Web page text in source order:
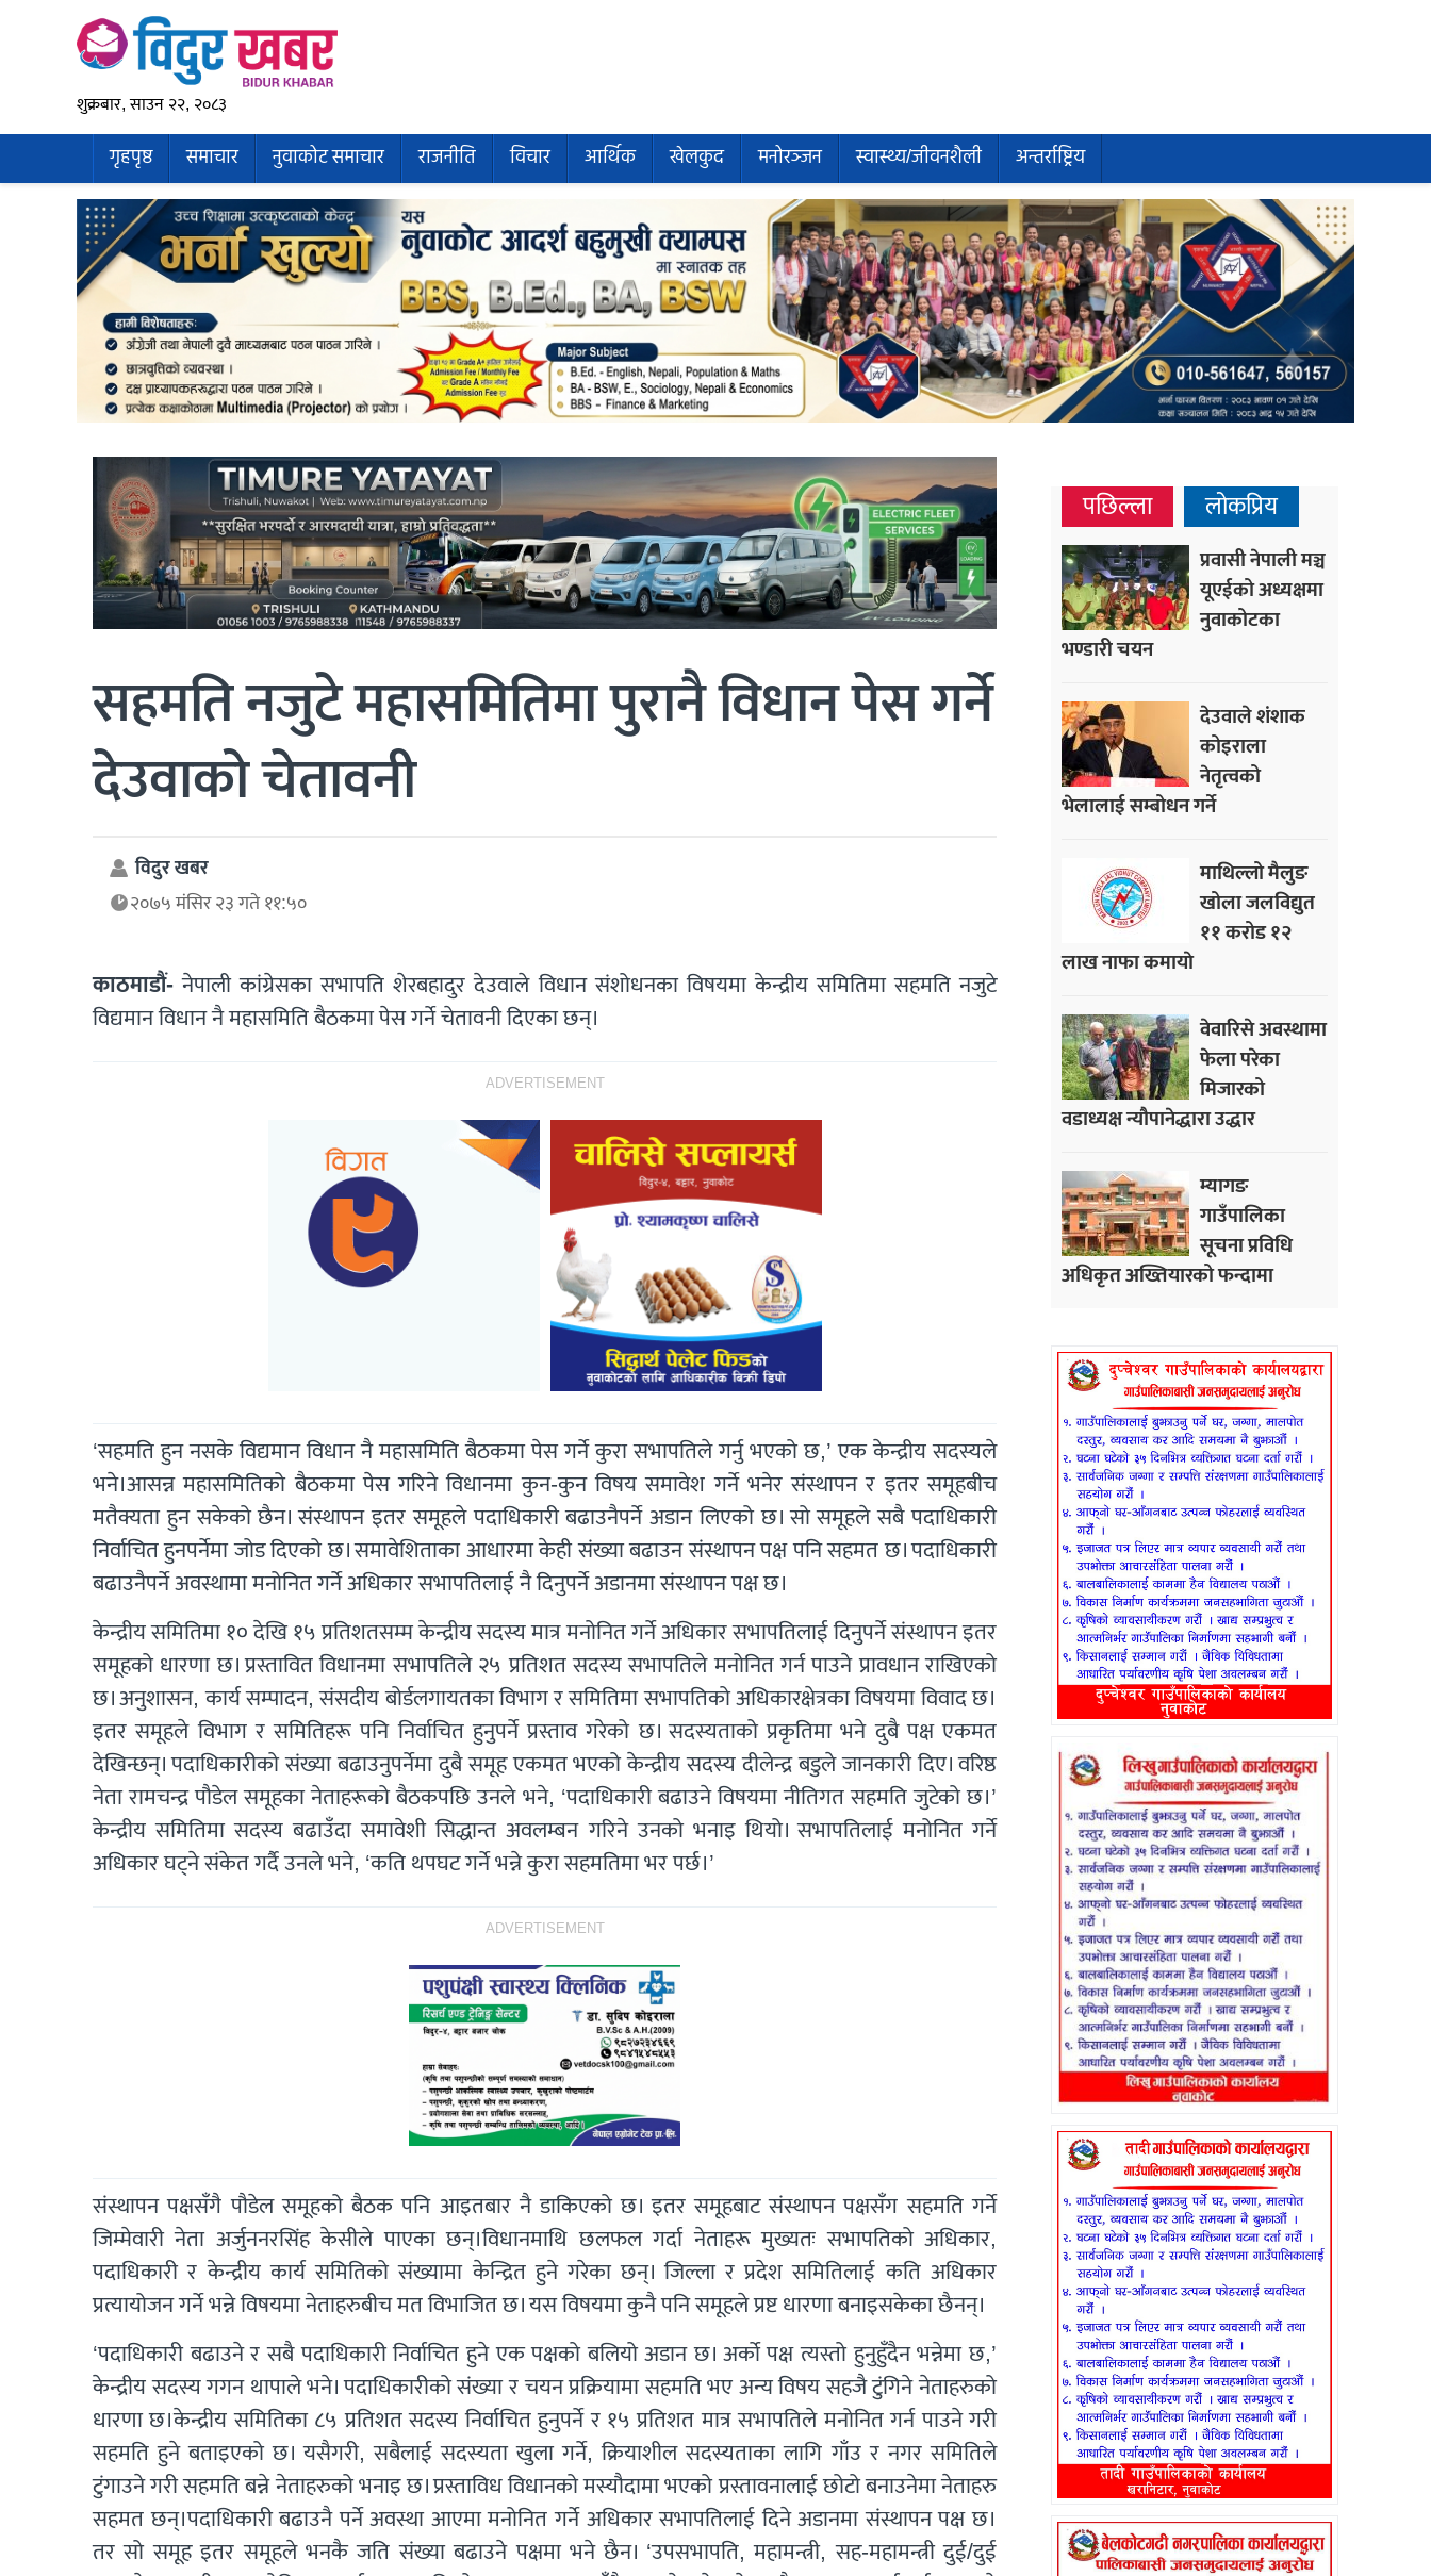
शुक्रबार, साउन २२, २०८३
गृहपृष्ठ समाचार नुवाकोट समाचार राजनीति विचार आर्थिक खेलकुद मनोरञ्जन स्वास्थ्य/जीवनशैली अन्तर्राष्ट्रिय
सहमति नजुटे महासमितिमा पुरानै विधान पेस गर्ने
देउवाको चेतावनी
विदुर खबर
२०७५ मंसिर २३ गते ११:५०
काठमाडौं- नेपाली कांग्रेसका सभापति शेरबहादुर देउवाले विधान संशोधनका विषयमा केन्द्रीय समितिमा सहमति नजुटे
विद्यमान विधान नै महासमिति बैठकमा पेस गर्ने चेतावनी दिएका छन्।
ADVERTISEMENT
‘सहमति हुन नसके विद्यमान विधान नै महासमिति बैठकमा पेस गर्ने कुरा सभापतिले गर्नु भएको छ,’ एक केन्द्रीय सदस्यले
भने।आसन्न महासमितिको बैठकमा पेस गरिने विधानमा कुन-कुन विषय समावेश गर्ने भनेर संस्थापन र इतर समूहबीच
मतैक्यता हुन सकेको छैन। संस्थापन इतर समूहले पदाधिकारी बढाउनैपर्ने अडान लिएको छ। सो समूहले सबै पदाधिकारी
निर्वाचित हुनपर्नेमा जोड दिएको छ। समावेशिताका आधारमा केही संख्या बढाउन संस्थापन पक्ष पनि सहमत छ। पदाधिकारी
बढाउनैपर्ने अवस्थामा मनोनित गर्ने अधिकार सभापतिलाई नै दिनुपर्ने अडानमा संस्थापन पक्ष छ।
केन्द्रीय समितिमा १० देखि १५ प्रतिशतसम्म केन्द्रीय सदस्य मात्र मनोनित गर्ने अधिकार सभापतिलाई दिनुपर्ने संस्थापन इतर
समूहको धारणा छ। प्रस्तावित विधानमा सभापतिले २५ प्रतिशत सदस्य सभापतिले मनोनित गर्न पाउने प्रावधान राखिएको
छ। अनुशासन, कार्य सम्पादन, संसदीय बोर्डलगायतका विभाग र समितिमा सभापतिको अधिकारक्षेत्रका विषयमा विवाद छ।
इतर समूहले विभाग र समितिहरू पनि निर्वाचित हुनुपर्ने प्रस्ताव गरेको छ। सदस्यताको प्रकृतिमा भने दुबै पक्ष एकमत
देखिन्छन्। पदाधिकारीको संख्या बढाउनुपर्नेमा दुबै समूह एकमत भएको केन्द्रीय सदस्य दीलेन्द्र बडुले जानकारी दिए। वरिष्ठ
नेता रामचन्द्र पौडेल समूहका नेताहरूको बैठकपछि उनले भने, ‘पदाधिकारी बढाउने विषयमा नीतिगत सहमति जुटेको छ।’
केन्द्रीय समितिमा सदस्य बढाउँदा समावेशी सिद्धान्त अवलम्बन गरिने उनको भनाइ थियो। सभापतिलाई मनोनित गर्ने
अधिकार घट्ने संकेत गर्दै उनले भने, ‘कति थपघट गर्ने भन्ने कुरा सहमतिमा भर पर्छ।’
ADVERTISEMENT
संस्थापन पक्षसँगै पौडेल समूहको बैठक पनि आइतबार नै डाकिएको छ। इतर समूहबाट संस्थापन पक्षसँग सहमति गर्ने
जिम्मेवारी नेता अर्जुननरसिंह केसीले पाएका छन्।विधानमाथि छलफल गर्दा नेताहरू मुख्यतः सभापतिको अधिकार,
पदाधिकारी र केन्द्रीय कार्य समितिको संख्यामा केन्द्रित हुने गरेका छन्। जिल्ला र प्रदेश समितिलाई कति अधिकार
प्रत्यायोजन गर्ने भन्ने विषयमा नेताहरुबीच मत विभाजित छ। यस विषयमा कुनै पनि समूहले प्रष्ट धारणा बनाइसकेका छैनन्।
‘पदाधिकारी बढाउने र सबै पदाधिकारी निर्वाचित हुने एक पक्षको बलियो अडान छ। अर्को पक्ष त्यस्तो हुनुहुँदैन भन्नेमा छ,’
केन्द्रीय सदस्य गगन थापाले भने। पदाधिकारीको संख्या र चयन प्रक्रियामा सहमति भए अन्य विषय सहजै टुंगिने नेताहरुको
धारणा छ।केन्द्रीय समितिका ८५ प्रतिशत सदस्य निर्वाचित हुनुपर्ने र १५ प्रतिशत मात्र सभापतिले मनोनित गर्न पाउने गरी
सहमति हुने बताइएको छ। यसैगरी, सबैलाई सदस्यता खुला गर्ने, क्रियाशील सदस्यताका लागि गाँउ र नगर समितिले
टुंगाउने गरी सहमति बन्ने नेताहरुको भनाइ छ। प्रस्ताविध विधानको मस्यौदामा भएको प्रस्तावनालाई छोटो बनाउनेमा नेताहरु
सहमत छन्।पदाधिकारी बढाउनै पर्ने अवस्था आएमा मनोनित गर्ने अधिकार सभापतिलाई दिने अडानमा संस्थापन पक्ष छ।
तर सो समूह इतर समूहले भनकै जति संख्या बढाउने पक्षमा भने छैन। ‘उपसभापति, महामन्त्री, सह-महामन्त्री दुई/दुई
पछिल्ला लोकप्रिय
प्रवासी नेपाली मञ्च
यूएईको अध्यक्षमा
नुवाकोटका
भण्डारी चयन
देउवाले शंशाक
कोइराला
नेतृत्वको
भेलालाई सम्बोधन गर्ने
माथिल्लो मैलुङ
खोला जलविद्युत
११ करोड १२
लाख नाफा कमायाे
वेवारिसे अवस्थामा
फेला परेका
मिजारको
वडाध्यक्ष न्यौपानेद्धारा उद्धार
म्यागङ
गाउँपालिका
सूचना प्रविधि
अधिकृत अख्तियारको फन्दामा